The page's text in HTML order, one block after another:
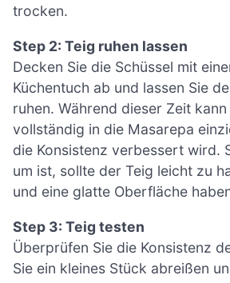
trocken.
Step 2: Teig ruhen lassen
Decken Sie die Schüssel mit
Küchentuch ab und lassen Sie
ruhen. Während dieser Zeit
vollständig in die Masarepa
die Konsistenz verbessert wird.
um ist, sollte der Teig leicht zu
und eine glatte Oberfläche
Step 3: Teig testen
Überprüfen Sie die Konsistenz
Sie ein kleines Stück abreißen